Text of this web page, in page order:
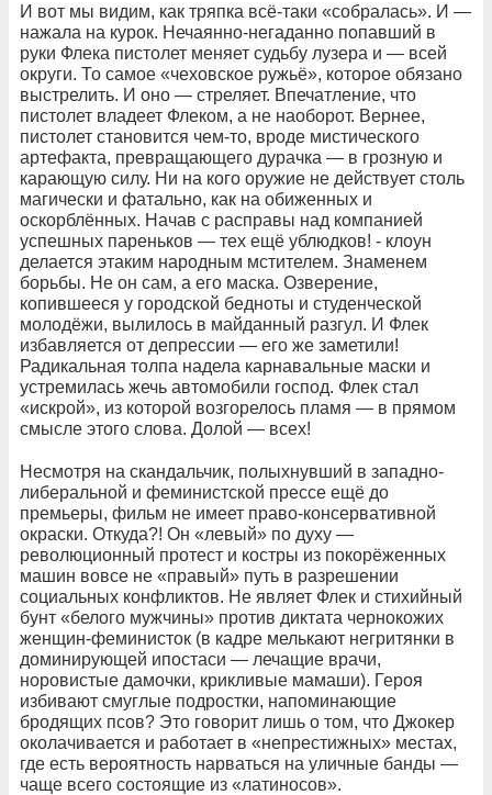
И вот мы видим, как тряпка всё-таки «собралась». И —
нажала на курок. Нечаянно-негаданно попавший в
руки Флека пистолет меняет судьбу лузера и — всей
округи. То самое «чеховское ружьё», которое обязано
выстрелить. И оно — стреляет. Впечатление, что
пистолет владеет Флеком, а не наоборот. Вернее,
пистолет становится чем-то, вроде мистического
артефакта, превращающего дурачка — в грозную и
карающую силу. Ни на кого оружие не действует столь
магически и фатально, как на обиженных и
оскорблённых. Начав с расправы над компанией
успешных пареньков — тех ещё ублюдков! - клоун
делается этаким народным мстителем. Знаменем
борьбы. Не он сам, а его маска. Озверение,
копившееся у городской бедноты и студенческой
молодёжи, вылилось в майданный разгул. И Флек
избавляется от депрессии — его же заметили!
Радикальная толпа надела карнавальные маски и
устремилась жечь автомобили господ. Флек стал
«искрой», из которой возгорелось пламя — в прямом
смысле этого слова. Долой — всех!
Несмотря на скандальчик, полыхнувший в западно-
либеральной и феминистской прессе ещё до
премьеры, фильм не имеет право-консервативной
окраски. Откуда?! Он «левый» по духу —
революционный протест и костры из покорёженных
машин вовсе не «правый» путь в разрешении
социальных конфликтов. Не являет Флек и стихийный
бунт «белого мужчины» против диктата чернокожих
женщин-феминисток (в кадре мелькают негритянки в
доминирующей ипостаси — лечащие врачи,
норовистые дамочки, крикливые мамаши). Героя
избивают смуглые подростки, напоминающие
бродящих псов? Это говорит лишь о том, что Джокер
околачивается и работает в «непрестижных» местах,
где есть вероятность нарваться на уличные банды —
чаще всего состоящие из «латиносов».